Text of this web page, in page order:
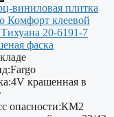
виниловая плитка
Комфорт клеевой
20-6191-7
фаска
Fargo
4V крашенная в
опасности:КМ2